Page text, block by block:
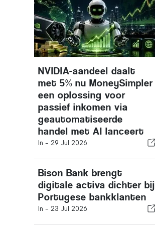
NVIDIA-aandeel daalt
met 5% nu MoneySimpler
een oplossing voor
passief inkomen via
geautomatiseerde
handel met AI lanceert
In - 29 Jul 2026
Bison Bank brengt
digitale activa dichter bij
Portugese bankklanten
In - 23 Jul 2026